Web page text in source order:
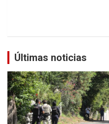
Últimas noticias